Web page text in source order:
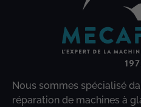
Nous sommes spécialisé
réparation de machines à